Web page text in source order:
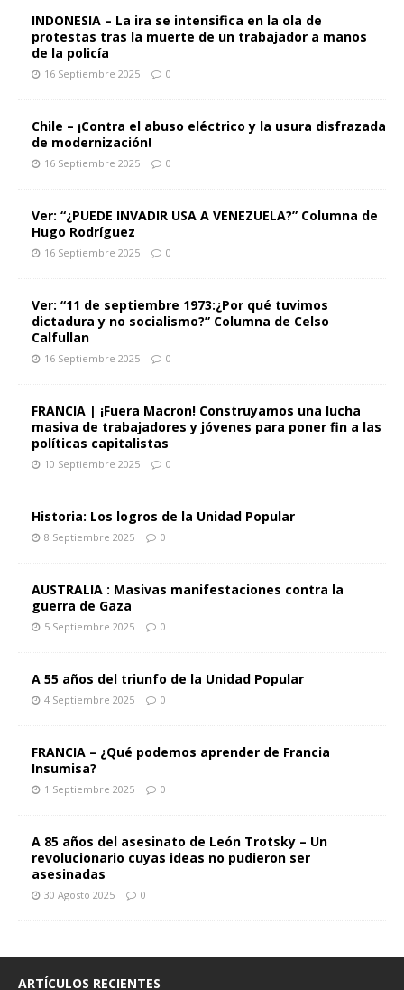
INDONESIA – La ira se intensifica en la ola de
protestas tras la muerte de un trabajador a manos
de la policía
16 Septiembre 2025 0
Chile – ¡Contra el abuso eléctrico y la usura disfrazada
de modernización!
16 Septiembre 2025 0
Ver: “¿PUEDE INVADIR USA A VENEZUELA?” Columna de
Hugo Rodríguez
16 Septiembre 2025 0
Ver: “11 de septiembre 1973:¿Por qué tuvimos
dictadura y no socialismo?” Columna de Celso
Calfullan
16 Septiembre 2025 0
FRANCIA | ¡Fuera Macron! Construyamos una lucha
masiva de trabajadores y jóvenes para poner fin a las
políticas capitalistas
10 Septiembre 2025 0
Historia: Los logros de la Unidad Popular
8 Septiembre 2025 0
AUSTRALIA : Masivas manifestaciones contra la
guerra de Gaza
5 Septiembre 2025 0
A 55 años del triunfo de la Unidad Popular
4 Septiembre 2025 0
FRANCIA – ¿Qué podemos aprender de Francia
Insumisa?
1 Septiembre 2025 0
A 85 años del asesinato de León Trotsky – Un
revolucionario cuyas ideas no pudieron ser
asesinadas
30 Agosto 2025 0
ARTÍCULOS RECIENTES